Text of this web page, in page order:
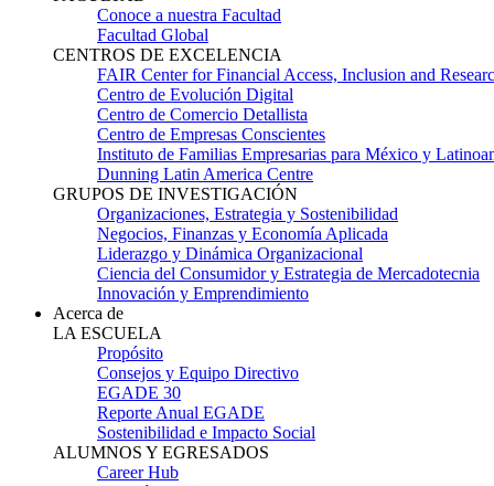
Conoce a nuestra Facultad
Facultad Global
CENTROS DE EXCELENCIA
FAIR Center for Financial Access, Inclusion and
Centro de Evolución Digital
Centro de Comercio Detallista
Centro de Empresas Conscientes
Instituto de Familias Empresarias para México y
Dunning Latin America Centre
GRUPOS DE INVESTIGACIÓN
Organizaciones, Estrategia y Sostenibilidad
Negocios, Finanzas y Economía Aplicada
Liderazgo y Dinámica Organizacional
Ciencia del Consumidor y Estrategia de Mercadotecnia
Innovación y Emprendimiento
Acerca de
LA ESCUELA
Propósito
Consejos y Equipo Directivo
EGADE 30
Reporte Anual EGADE
Sostenibilidad e Impacto Social
ALUMNOS Y EGRESADOS
Career Hub